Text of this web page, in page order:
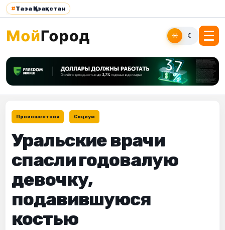
#Таза Қазақстан
☀ ☾
Происшествия Социум
Уральские врачи
спасли годовалую
девочку,
подавившуюся
костью